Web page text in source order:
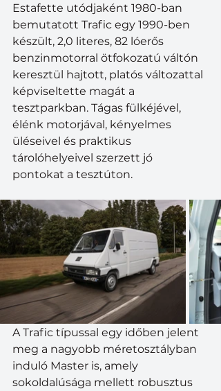
Estafette utódjaként 1980-ban
bemutatott Trafic egy 1990-ben
készült, 2,0 literes, 82 lóerős
benzinmotorral ötfokozatú váltón
keresztül hajtott, platós változattal
képviseltette magát a
tesztparkban. Tágas fülkéjével,
élénk motorjával, kényelmes
üléseivel és praktikus
tárolóhelyeivel szerzett jó
pontokat a tesztúton.
A Trafic típussal egy időben jelent
meg a nagyobb méretosztályban
induló Master is, amely
sokoldalúsága mellett robusztus